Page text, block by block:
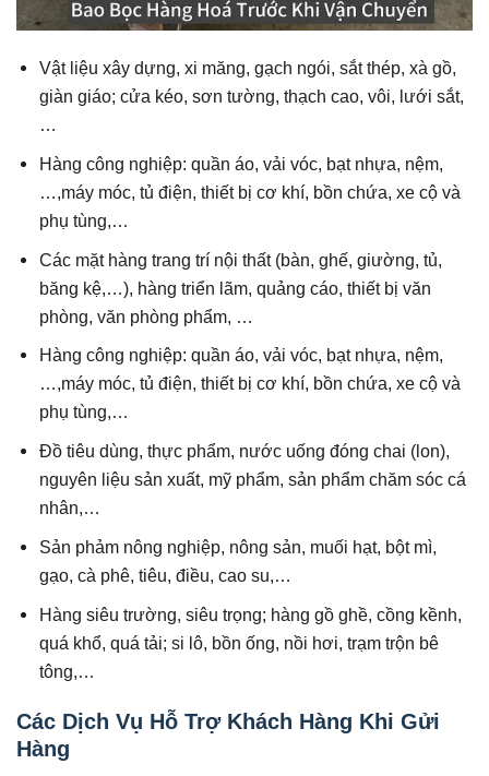
Vật liệu xây dựng, xi măng, gạch ngói, sắt thép, xà gồ,
giàn giáo; cửa kéo, sơn tường, thạch cao, vôi, lưới sắt,
…
Hàng công nghiệp: quần áo, vải vóc, bạt nhựa, nệm,
…,máy móc, tủ điện, thiết bị cơ khí, bồn chứa, xe cộ và
phụ tùng,…
Các mặt hàng trang trí nội thất (bàn, ghế, giường, tủ,
băng kệ,…), hàng triển lãm, quảng cáo, thiết bị văn
phòng, văn phòng phẩm, …
Hàng công nghiệp: quần áo, vải vóc, bạt nhựa, nệm,
…,máy móc, tủ điện, thiết bị cơ khí, bồn chứa, xe cộ và
phụ tùng,…
Đồ tiêu dùng, thực phẩm, nước uống đóng chai (lon),
nguyên liệu sản xuất, mỹ phẩm, sản phẩm chăm sóc cá
nhân,…
Sản phảm nông nghiệp, nông sản, muối hạt, bột mì,
gạo, cà phê, tiêu, điều, cao su,…
Hàng siêu trường, siêu trọng; hàng gồ ghề, cồng kềnh,
quá khổ, quá tải; si lô, bồn ống, nồi hơi, trạm trộn bê
tông,…
Các Dịch Vụ Hỗ Trợ Khách Hàng Khi Gửi
Hàng